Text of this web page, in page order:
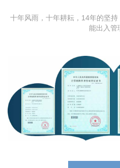
十年风雨，十年耕耘，14年的坚
能出入管